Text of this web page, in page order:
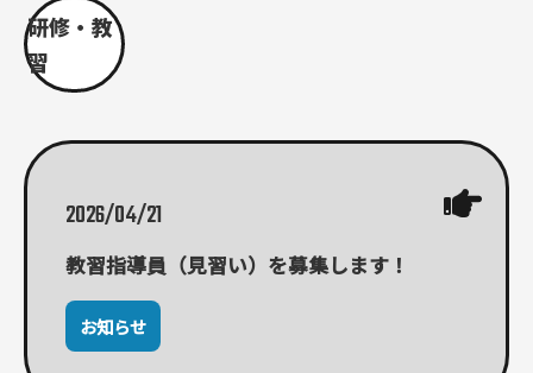
研修・教
習
2026/04/21
教習指導員（見習い）を募集します！
お知らせ